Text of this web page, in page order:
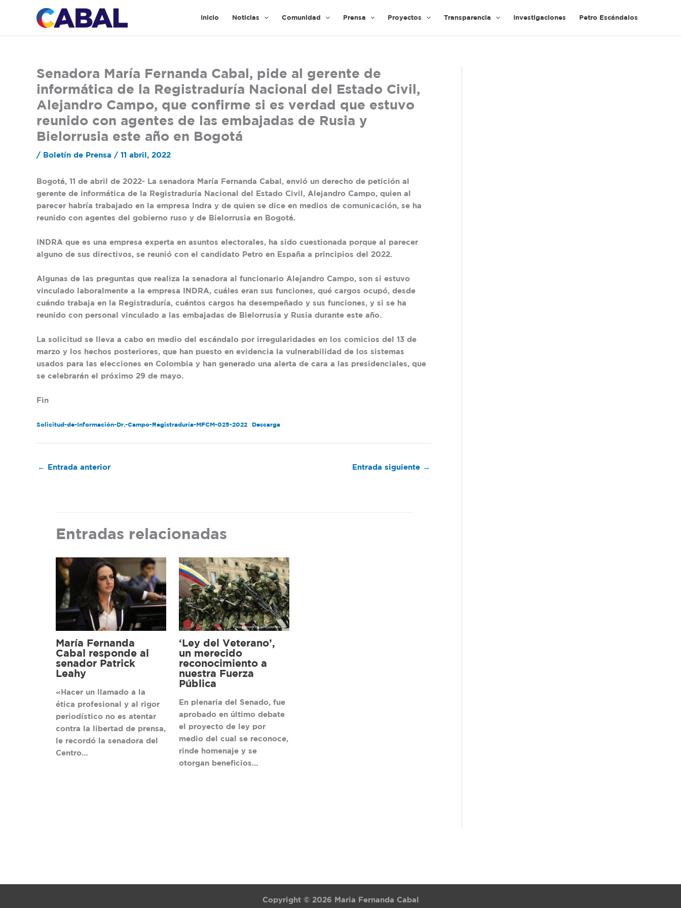
Inicio Noticias Comunidad Prensa Proyectos Transparencia Investigaciones Petro Escándalos
Senadora María Fernanda Cabal, pide al gerente de
informática de la Registraduría Nacional del Estado Civil,
Alejandro Campo, que confirme si es verdad que estuvo
reunido con agentes de las embajadas de Rusia y
Bielorrusia este año en Bogotá
/ Boletín de Prensa / 11 abril, 2022
Bogotá, 11 de abril de 2022- La senadora María Fernanda Cabal, envió un derecho de petición al
gerente de informática de la Registraduría Nacional del Estado Civil, Alejandro Campo, quien al
parecer habría trabajado en la empresa Indra y de quien se dice en medios de comunicación, se ha
reunido con agentes del gobierno ruso y de Bielorrusia en Bogotá.
INDRA que es una empresa experta en asuntos electorales, ha sido cuestionada porque al parecer
alguno de sus directivos, se reunió con el candidato Petro en España a principios del 2022.
Algunas de las preguntas que realiza la senadora al funcionario Alejandro Campo, son si estuvo
vinculado laboralmente a la empresa INDRA, cuáles eran sus funciones, qué cargos ocupó, desde
cuándo trabaja en la Registraduría, cuántos cargos ha desempeñado y sus funciones, y si se ha
reunido con personal vinculado a las embajadas de Bielorrusia y Rusia durante este año.
La solicitud se lleva a cabo en medio del escándalo por irregularidades en los comicios del 13 de
marzo y los hechos posteriores, que han puesto en evidencia la vulnerabilidad de los sistemas
usados para las elecciones en Colombia y han generado una alerta de cara a las presidenciales, que
se celebrarán el próximo 29 de mayo.
Fin
Solicitud-de-Información-Dr.-Campo-Registraduría-MFCM-025-2022 Descarga
← Entrada anterior Entrada siguiente →
Entradas relacionadas
María Fernanda
Cabal responde al
senador Patrick
Leahy
«Hacer un llamado a la
ética profesional y al rigor
periodístico no es atentar
contra la libertad de prensa,
le recordó la senadora del
Centro…
‘Ley del Veterano’,
un merecido
reconocimiento a
nuestra Fuerza
Pública
En plenaria del Senado, fue
aprobado en último debate
el proyecto de ley por
medio del cual se reconoce,
rinde homenaje y se
otorgan beneficios…
Copyright © 2026 Maria Fernanda Cabal